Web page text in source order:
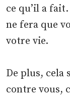
ce qu’il a
ne fera que
votre vie.
De plus, cela
contre vous,